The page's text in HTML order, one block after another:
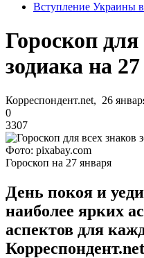
Вступление Украины
Гороскоп для
зодиака на
Корреспондент.net, 26
0
3307
Фото: pixabay.com
Гороскоп на 27 января
День покоя и
наиболее ярких
аспектов для